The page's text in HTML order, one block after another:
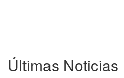
Últimas Noticias